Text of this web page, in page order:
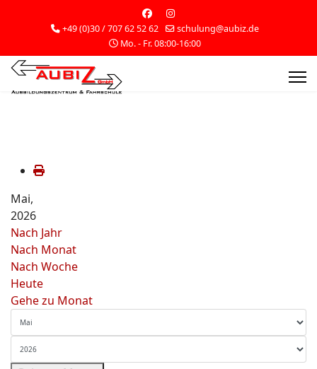
+49 (0)30 / 707 62 52 62
schulung@aubiz.de
Mo. - Fr. 08:00-16:00
Mai,
2026
Nach Jahr
Nach Monat
Nach Woche
Heute
Gehe zu Monat